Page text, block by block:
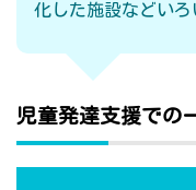
化した施設などいろ
児童発達支援での